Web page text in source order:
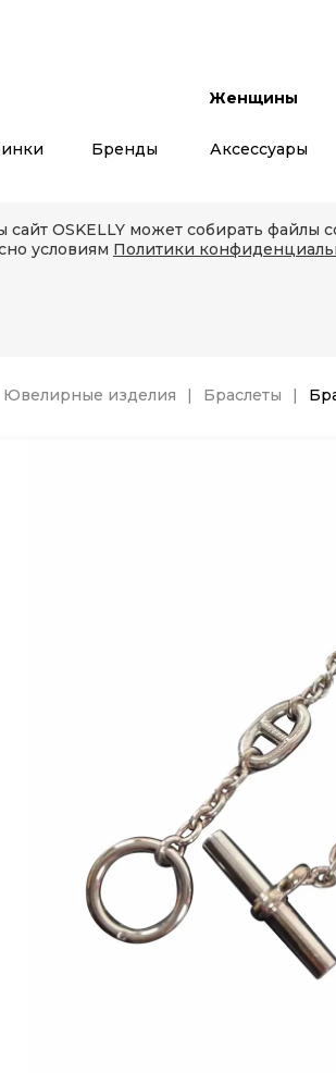
Женщины
Бренды Аксессуары
сайт OSKELLY может собирать
условиям Политики
Ювелирные изделия Браслеты